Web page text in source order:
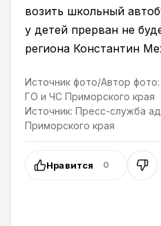
возить школьный
у детей прерван не
региона Константин
Источник фото/Автор
ГО и ЧС Приморского края
Источник: Пресс-служба
Приморского края
Нравится 0